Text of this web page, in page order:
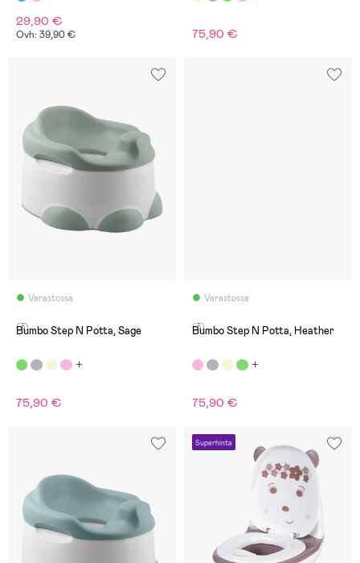
29,90 €
Ovh: 39,90 € 75,90 €
Varastossa
(3)
Bumbo Step N Potta, Sage
75,90 €
Varastossa
(3)
Bumbo Step N Potta, Heather
75,90 €
Superhinta